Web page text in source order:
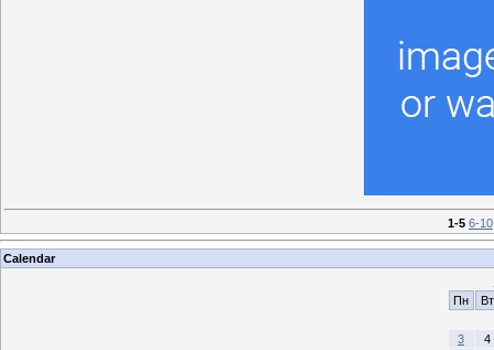
1-5 6-10
Calendar
Пн
Вт
3 4